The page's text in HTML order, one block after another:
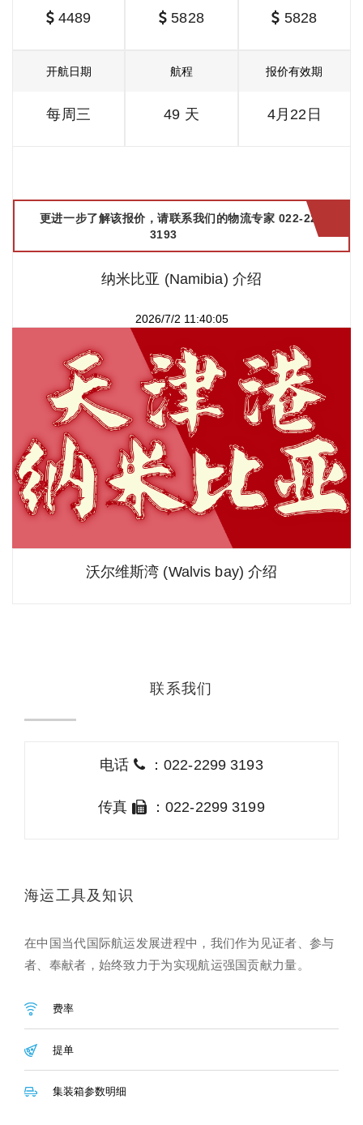
4489 5828 5828
开航日期
每周三
航程
49 天
报价有效期
4月22日
更进一步了解该报价，请联系我们的物流专家 022-2299
3193
纳米比亚 (Namibia) 介绍
2026/7/2 11:40:05
沃尔维斯湾 (Walvis bay) 介绍
联系我们
电话 ：022-2299 3193
传真 ：022-2299 3199
海运工具及知识
在中国当代国际航运发展进程中，我们作为见证者、参与
者、奉献者，始终致力于为实现航运强国贡献力量。
费率
提单
集装箱参数明细